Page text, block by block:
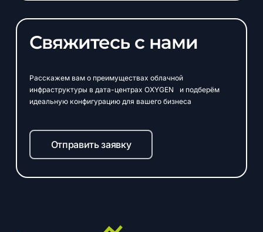
Свяжитесь с нами
Расскажем вам о преимуществах облачной
инфраструктуры в дата-центрах OXYGEN и подберём
идеальную конфигурацию для вашего бизнеса
Отправить заявку